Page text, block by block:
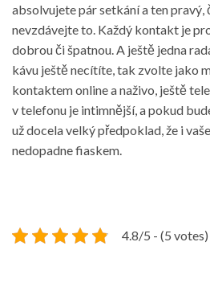
absolvujete pár setkání a ten pravý,
nevzdávejte to. Každý kontakt je
dobrou či špatnou. A ještě jedna
kávu ještě necítíte, tak zvolte jako
kontaktem online a naživo, ještě
v telefonu je intimnější, a pokud
už docela velký předpoklad, že i
nedopadne fiaskem.
4.8/5 - (5 votes)